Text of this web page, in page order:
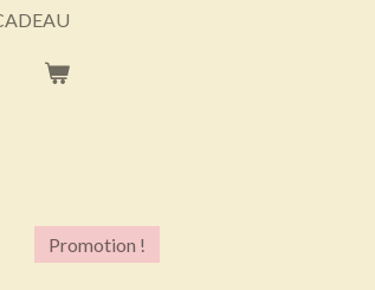
Promotion !